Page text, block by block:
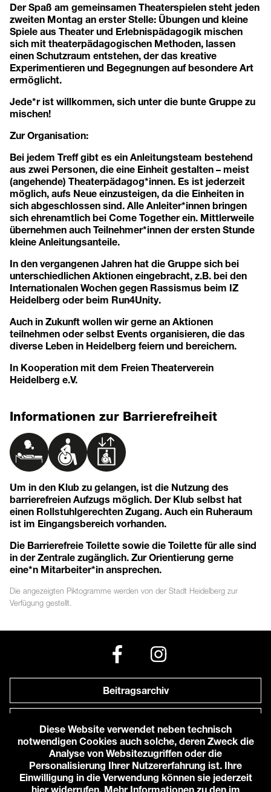
Der Spaß am gemeinsamen Theaterspielen steht jeden
zweiten Montag an erster Stelle: Übungen und kleine
Spiele aus Theater und Erlebnispädagogik mischen
sich mit theaterpädagogischen Methoden, lassen
einen Schutzraum entstehen, der das kreative
Experimentieren und Begegnungen auf besondere Art
ermöglicht.
Jede*r ist willkommen, sich unter die bunte Gruppe zu
mischen!
Zur Organisation:
Bei jedem Treff gibt es ein Anleitungsteam bestehend
aus zwei Personen, die eine Einheit gestalten – meist
(angehende) Theaterpädagog*innen. Es ist jederzeit
möglich, aufs Neue einzusteigen, da die Einheiten in
sich abgeschlossen sind. Alle Anleiter*innen bringen
sich ehrenamtlich bei Come Together ein. Mittlerweile
übernehmen auch Teilnehmer*innen der ersten Stunde
kleine Anleitungsanteile.
In den vergangenen Jahren hat die Gruppe sich bei
unterschiedlichen Aktionen eingebracht, z.B. bei den
Internationalen Wochen gegen Rassismus beim IZ
Heidelberg oder beim Run4Unity.
Auch in Zukunft wollen wir gerne an Aktionen
teilnehmen oder selbst Events organisieren, die das
diverse Leben in Heidelberg feiern und bereichern.
In Kooperation mit dem Freien Theaterverein
Heidelberg e.V.
Informationen zur Barrierefreiheit
Um in den Klub zu gelangen, ist die Nutzung des
barrierefreien Aufzugs möglich. Der Klub selbst hat
einen Rollstuhlgerechten Zugang. Auch ein Ruheraum
ist im Eingangsbereich vorhanden.
Die Barrierefreie Toilette sowie die Toilette für alle sind
in der Zentrale zugänglich. Zur Orientierung gerne
eine*n Mitarbeiter*in ansprechen.
Die angezeigten Piktogramme werden von der Stadt Heidelberg zur
Verfügung gestellt.
Beitragsarchiv
Anfahrt zu uns
© 2026 Karlstorbahnhof e.V.
Diese Website verwendet neben technisch
notwendigen Cookies auch solche, deren Zweck die
Analyse von Websitezugriffen oder die
Personalisierung Ihrer Nutzererfahrung ist. Ihre
Einwilligung in die Verwendung können sie jederzeit
hier widerrufen. Mehr Informationen zu den im